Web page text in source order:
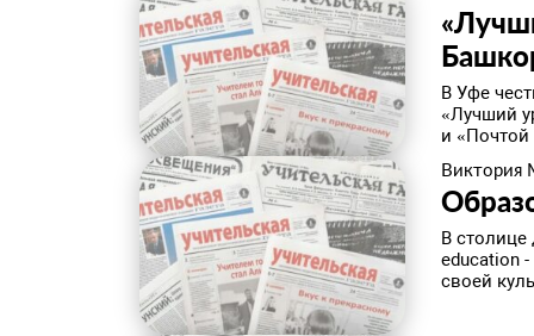
В Уфе
«Лучший
и
Виктория
В столице
education
своей